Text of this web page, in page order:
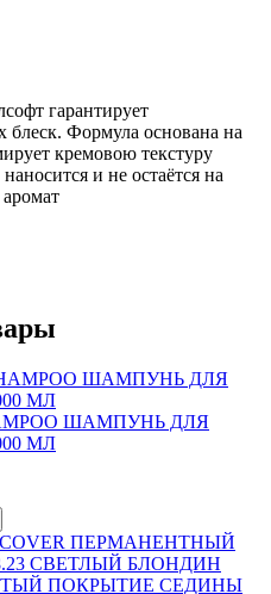
гарантирует
блеск. Формула основана на
кремовою текстуру
и не остаётся на
ШАМПУНЬ ДЛЯ
МЛ